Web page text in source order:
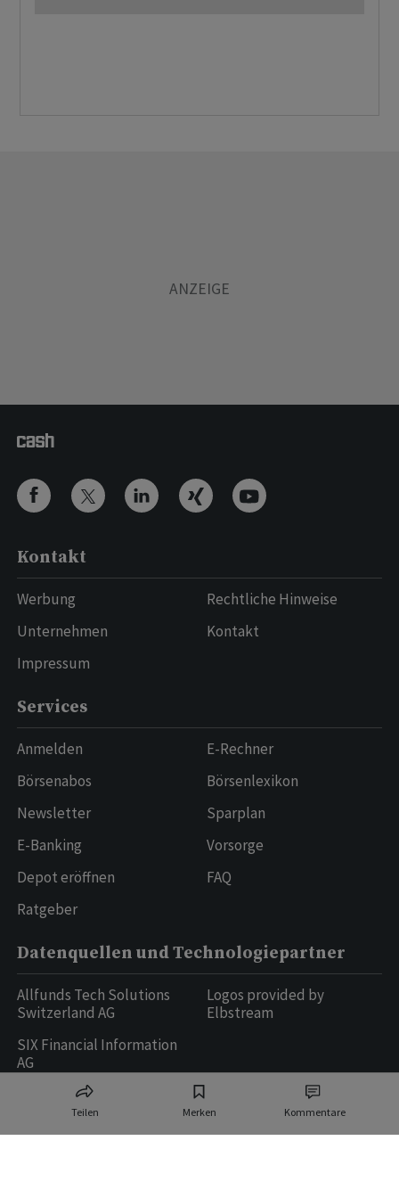
Teilen Merken Kommentare
Kontakt
Werbung
Unternehmen
Impressum
Rechtliche Hinweise
Kontakt
Services
Anmelden
Börsenabos
Newsletter
E-Banking
Depot eröffnen
Ratgeber
E-Rechner
Börsenlexikon
Sparplan
Vorsorge
FAQ
Datenquellen und Technologiepartner
Allfunds Tech Solutions
Switzerland AG
SIX Financial Information
AG
Logos provided by
Elbstream